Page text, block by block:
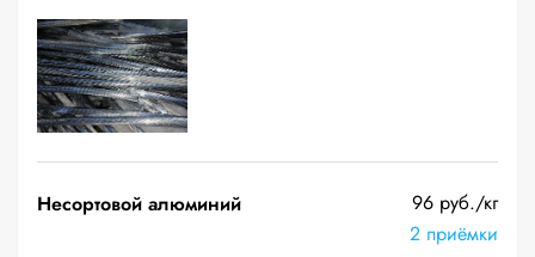
Несортовой алюминий
96 руб./кг
2 приёмки